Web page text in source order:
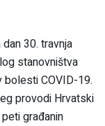
30. travnja
stanovništva
bolesti COVID-19.
provodi Hrvatski
građanin